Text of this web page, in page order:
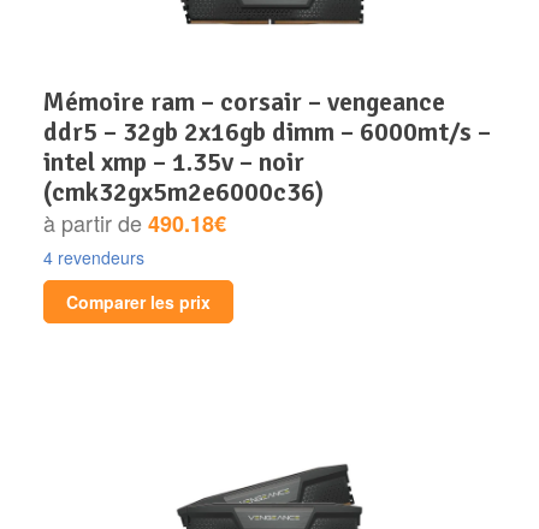
mémoire ram – corsair – vengeance
ddr5 – 32gb 2x16gb dimm – 6000mt/s –
intel xmp – 1.35v – noir
(cmk32gx5m2e6000c36)
à partir de490.18€
4 revendeurs
Comparer les prix